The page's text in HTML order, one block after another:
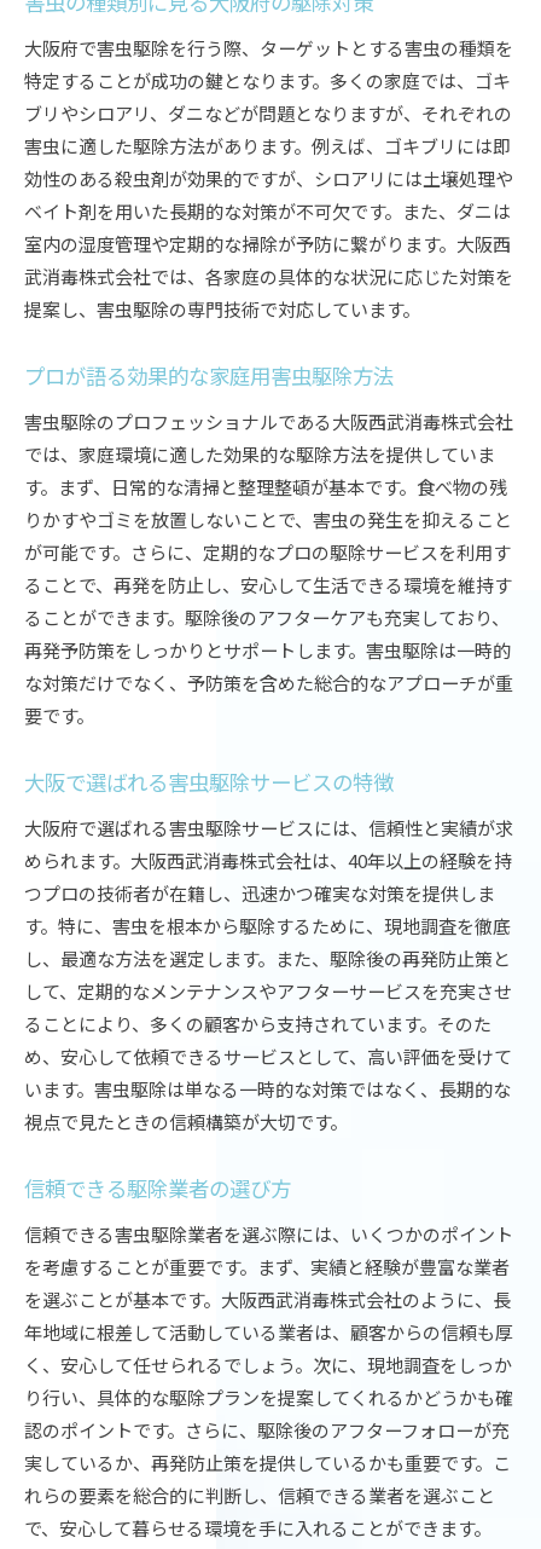
大阪府の家庭に適した駆除技術
利用者の声から学ぶ駆除サービスの評価
家庭用害虫駆除大阪府でのプロの信頼
初めての害虫駆除、何をするべきか
プロの視点から見た最新の駆除技術
駆除と予防の二段構えで家を守る
大阪府での駆除を選ぶ理由
害虫駆除の費用対効果を考える
プロのアドバイスで安心な家づくり
40年の実績が語る駆除の信頼性
過去の成功事例から学ぶ駆除戦略
経験豊かな駆除業者が提供する安心
害虫駆除業者の選び方のコツ
駆除後のフォローアップ体制
大阪府での長年の信頼関係
害虫駆除大阪府の家庭を守るプロの実績
大阪府での害虫駆除のスタンダード
実績から見る効果的な駆除プラン
家庭用駆除サービスの実例
大阪府での安心の駆除保証
大阪府の害虫駆除プロが提供する安心の技術
害虫駆除における最新技術の導入
テクノロジーを活用した駆除方法
プロの技術で健康被害を未然に防ぐ
大阪府での駆除技術の進化
害虫駆除のエキスパートが推奨する対策
家庭に優しい駆除技術の選び方
駆除サービス利用者のリアルな声
大阪府での駆除市場の現状
プロが選ぶ効果的な駆除アイテム
長期的な視点での駆除プラン
駆除サービスの進化と今後の展望
大阪府のプロによる信頼の家庭用害虫駆除
大阪府での駆除業者の比較
プロフェッショナルな駆除チームの強み
害虫駆除の相談事例とその解決策
大阪府で害虫駆除を行う際、ターゲットとする害虫の種類を
特定することが成功の鍵となります。多くの家庭では、ゴキ
ブリやシロアリ、ダニなどが問題となりますが、それぞれの
害虫に適した駆除方法があります。例えば、ゴキブリには即
効性のある殺虫剤が効果的ですが、シロアリには土壌処理や
ベイト剤を用いた長期的な対策が不可欠です。また、ダニは
室内の湿度管理や定期的な掃除が予防に繋がります。大阪西
武消毒株式会社では、各家庭の具体的な状況に応じた対策を
提案し、害虫駆除の専門技術で対応しています。
プロが語る効果的な家庭用害虫駆除方法
害虫駆除のプロフェッショナルである大阪西武消毒株式会社
では、家庭環境に適した効果的な駆除方法を提供していま
す。まず、日常的な清掃と整理整頓が基本です。食べ物の残
りかすやゴミを放置しないことで、害虫の発生を抑えること
が可能です。さらに、定期的なプロの駆除サービスを利用す
ることで、再発を防止し、安心して生活できる環境を維持す
ることができます。駆除後のアフターケアも充実しており、
再発予防策をしっかりとサポートします。害虫駆除は一時的
な対策だけでなく、予防策を含めた総合的なアプローチが重
要です。
大阪で選ばれる害虫駆除サービスの特徴
大阪府で選ばれる害虫駆除サービスには、信頼性と実績が求
められます。大阪西武消毒株式会社は、40年以上の経験を持
つプロの技術者が在籍し、迅速かつ確実な対策を提供しま
す。特に、害虫を根本から駆除するために、現地調査を徹底
し、最適な方法を選定します。また、駆除後の再発防止策と
して、定期的なメンテナンスやアフターサービスを充実させ
ることにより、多くの顧客から支持されています。そのた
め、安心して依頼できるサービスとして、高い評価を受けて
います。害虫駆除は単なる一時的な対策ではなく、長期的な
視点で見たときの信頼構築が大切です。
信頼できる駆除業者の選び方
信頼できる害虫駆除業者を選ぶ際には、いくつかのポイント
を考慮することが重要です。まず、実績と経験が豊富な業者
を選ぶことが基本です。大阪西武消毒株式会社のように、長
年地域に根差して活動している業者は、顧客からの信頼も厚
く、安心して任せられるでしょう。次に、現地調査をしっか
り行い、具体的な駆除プランを提案してくれるかどうかも確
認のポイントです。さらに、駆除後のアフターフォローが充
実しているか、再発防止策を提供しているかも重要です。こ
れらの要素を総合的に判断し、信頼できる業者を選ぶこと
で、安心して暮らせる環境を手に入れることができます。